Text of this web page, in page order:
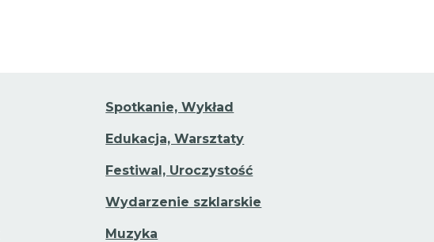
Spotkanie, Wykład
Edukacja, Warsztaty
Festiwal, Uroczystość
Wydarzenie szklarskie
Muzyka